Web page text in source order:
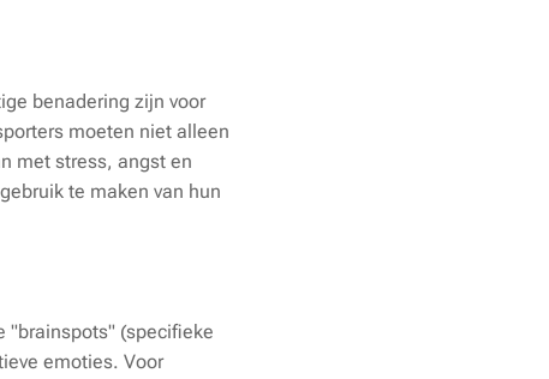
benadering zijn voor
moeten niet alleen
met stress, angst en
te maken van hun
"brainspots" (specifieke
emoties. Voor